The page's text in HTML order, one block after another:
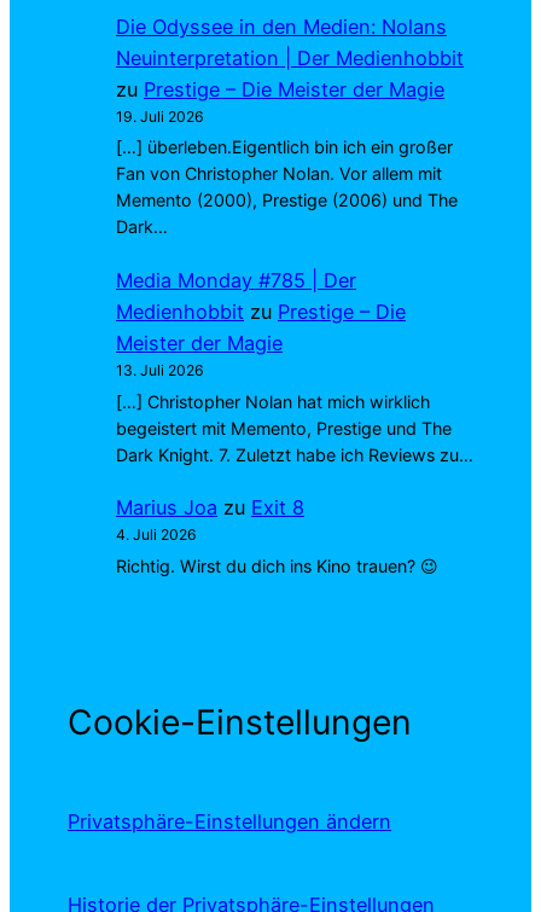
Die Odyssee in den Medien: Nolans
Neuinterpretation | Der Medienhobbit
zu Prestige – Die Meister der Magie
19. Juli 2026
[…] überleben.Eigentlich bin ich ein großer
Fan von Christopher Nolan. Vor allem mit
Memento (2000), Prestige (2006) und The
Dark…
Media Monday #785 | Der
Medienhobbit zu Prestige – Die
Meister der Magie
13. Juli 2026
[…] Christopher Nolan hat mich wirklich
begeistert mit Memento, Prestige und The
Dark Knight. 7. Zuletzt habe ich Reviews zu…
Marius Joa zu Exit 8
4. Juli 2026
Richtig. Wirst du dich ins Kino trauen? 😉
Cookie-Einstellungen
Privatsphäre-Einstellungen ändern
Historie der Privatsphäre-Einstellungen